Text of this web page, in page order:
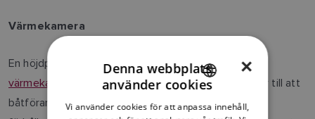
Värmekamera
En höjdpunkt i Raymarines utställningar är alltidFLIR-
värmekamerorna
, som förvandlar natt till dag och ser till att
båtförare kan navigera med tillförsikt under alla
ENGLISH
FRENCH
×
Denna webbplats
använder cookies
Vi använder cookies för att anpassa innehåll,